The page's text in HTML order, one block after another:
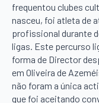
frequentou clubes
nasceu, foi atleta de
profissional durante
ligas. Este percurso
forma de Director
em Oliveira de
não foram a única
que foi aceitando